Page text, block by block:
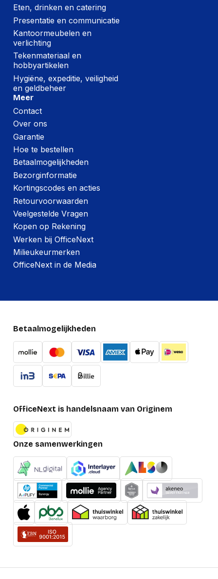
Eten, drinken en catering
Presentatie en communicatie
Kantoormeubelen en
verlichting
Tekenmateriaal en
hobbyartikelen
Hygiëne, expeditie, veiligheid
en geldbeheer
Meer
Contact
Over ons
Garantie
Hoe te bestellen
Betaalmogelijkheden
Bezorginformatie
Kortingscodes en acties
Retourvoorwaarden
Veelgestelde Vragen
Kopen op Rekening
Werken bij OfficeNext
Milieukeurmerken
OfficeNext in de Media
Betaalmogelijkheden
OfficeNext is handelsnaam van Originem
Onze samenwerkingen